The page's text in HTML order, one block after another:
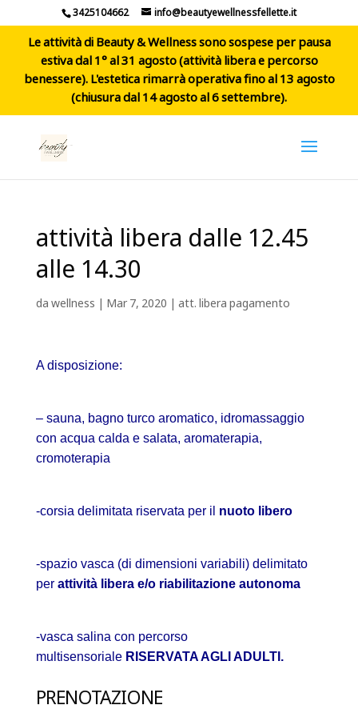
3425104662 info@beautyewellnessfellette.it
Le attività di Beauty & Wellness sono sospese per pausa
estiva dal 1° al 31 agosto (attività libera e percorso
benessere). L'estetica rimarrà operativa fino al 13 agosto
(chiusura dal 14 agosto al 6 settembre).
attività libera dalle 12.45
alle 14.30
dawellness | Mar 7, 2020 | att. libera pagamento
A disposizione:
– sauna, bagno turco aromatico, idromassaggio
con acqua calda e salata, aromaterapia,
cromoterapia
-corsia delimitata riservata per il nuoto libero
-spazio vasca (di dimensioni variabili) delimitato
per attività libera e/o riabilitazione autonoma
-vasca salina con percorso
multisensoriale RISERVATA AGLI ADULTI.
PRENOTAZIONE